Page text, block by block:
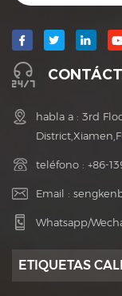
habla a : 3rd
teléfono : +86-
Email :
Whatsapp/
ETIQUETAS